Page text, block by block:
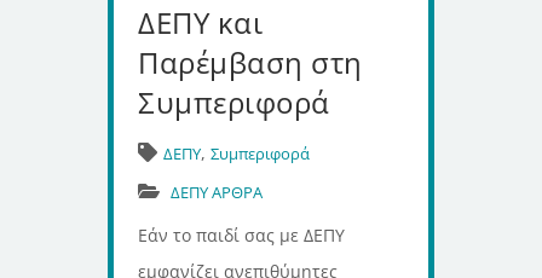
ΔΕΠΥ και
Παρέμβαση στη
Συμπεριφορά
ΔΕΠΥ, Συμπεριφορά
ΔΕΠΥ ΑΡΘΡΑ
Εάν το παιδί σας με ΔΕΠΥ
εμφανίζει ανεπιθύμητες